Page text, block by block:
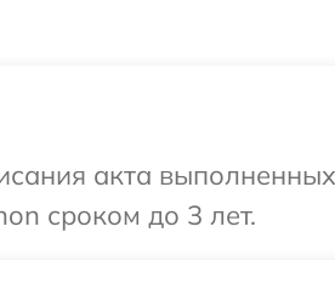
акта
сроком до 3 лет.